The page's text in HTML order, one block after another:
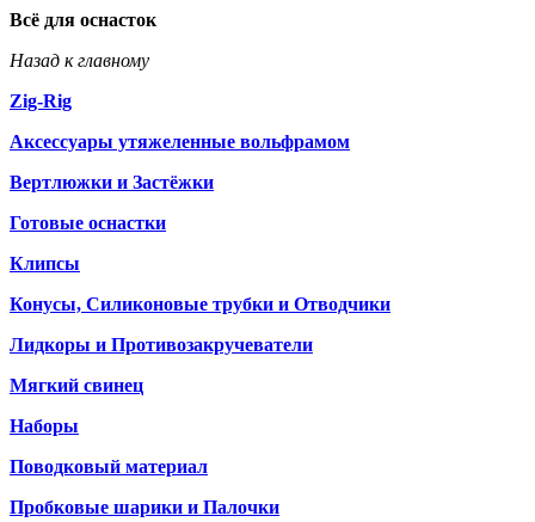
Всё для оснасток
Назад к главному
Zig-Rig
Аксессуары утяжеленные вольфрамом
Вертлюжки и Застёжки
Готовые оснастки
Клипсы
Конусы, Силиконовые трубки и Отводчики
Лидкоры и Противозакручеватели
Мягкий свинец
Наборы
Поводковый материал
Пробковые шарики и Палочки